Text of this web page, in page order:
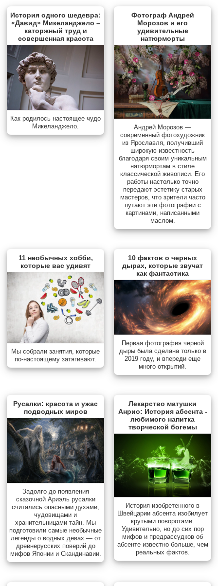
История одного шедевра:
«Давид» Микеланджело –
каторжный труд и
совершенная красота
Как родилось настоящее чудо
Микеланджело.
Фотограф Андрей
Морозов и его
удивительные
натюрморты
Андрей Морозов —
современный фотохудожник
из Ярославля, получивший
широкую известность
благодаря своим уникальным
натюрмортам в стиле
классической живописи. Его
работы настолько точно
передают эстетику старых
мастеров, что зрители часто
путают эти фотографии с
картинами, написанными
маслом.
11 необычных хобби,
которые вас удивят
Мы собрали занятия, которые
по-настоящему затягивают.
10 фактов о черных
дырах, которые звучат
как фантастика
Первая фотография черной
дыры была сделана только в
2019 году, и впереди еще
много открытий.
Русалки: красота и ужас
подводных миров
Задолго до появления
сказочной Ариэль русалки
считались опасными духами,
чудовищами и
хранительницами тайн. Мы
подготовили самые необычные
легенды о водных девах — от
древнерусских поверий до
мифов Японии и Скандинавии.
Лекарство матушки
Анрио: История абсента -
любимого напитка
творческой богемы
История изобретенного в
Швейцарии абсента изобилует
крутыми поворотами.
Удивительно, но до сих пор
мифов и предрассудков об
абсенте известно больше, чем
реальных фактов.